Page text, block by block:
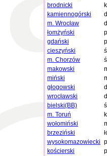
brodnicki
kamiennogórski
m. Wrocław
łomżyński
gdański
cieszyński
m. Chorzów
makowski
miński
głogowski
wrocławski
bielski(BB)
m. Toruń
wołomiński
brzeziński
wysokomazowiecki
kościerski